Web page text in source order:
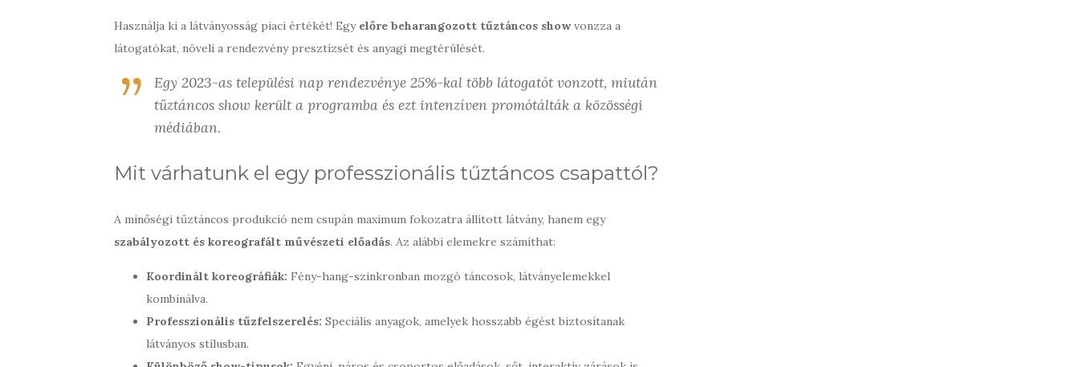
Használja ki a látványosság piaci értékét! Egy előre beharangozott tűztáncos show vonzza a
látogatókat, növeli a rendezvény presztízsét és anyagi megtérülését.
Egy 2023-as települési nap rendezvénye 25%-kal több látogatót vonzott, miután
tűztáncos show került a programba és ezt intenzíven promótálták a közösségi
médiában.
Mit várhatunk el egy professzionális tűztáncos csapattól?
A minőségi tűztáncos produkció nem csupán maximum fokozatra állított látvány, hanem egy
szabályozott és koreografált művészeti előadás. Az alábbi elemekre számíthat:
Koordinált koreográfiák: Fény-hang-szinkronban mozgó táncosok, látványelemekkel
kombinálva.
Professzionális tűzfelszerelés: Speciális anyagok, amelyek hosszabb égést biztosítanak
látványos stílusban.